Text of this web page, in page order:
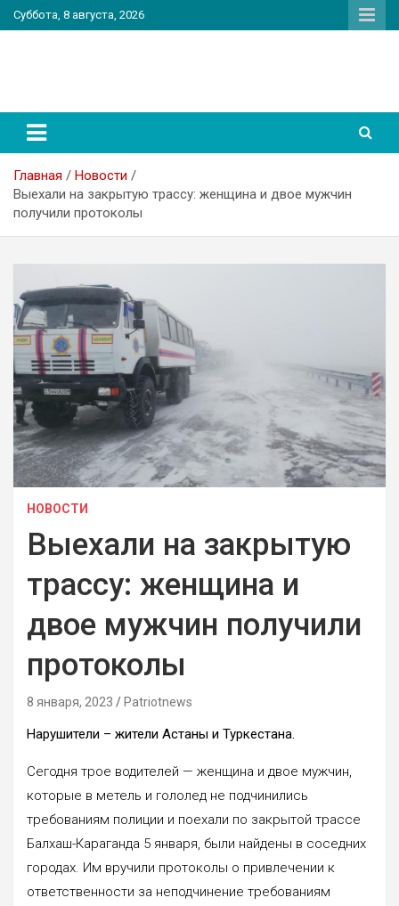
Перейти
к
Суббота, 8 августа, 2026
Главная
Новости
Выехали на закрытую трассу: женщина и двое мужчин
получили протоколы
НОВОСТИ
Выехали на закрытую
трассу: женщина и
двое мужчин получили
протоколы
8 января, 2023 Patriotnews
Нарушители – жители Астаны и Туркестана.
Сегодня трое водителей — женщина и двое мужчин,
которые в метель и гололед не подчинились
требованиям полиции и поехали по закрытой трассе
Балхаш-Караганда 5 января, были найдены в соседних
городах. Им вручили протоколы о привлечении к
ответственности за неподчинение требованиям